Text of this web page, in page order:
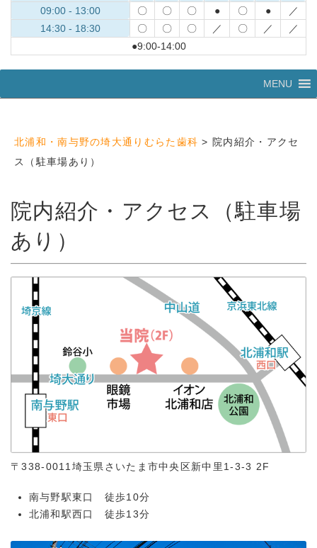
09:00 - 13:00
〇 〇 〇 ● 〇 ●
／
14:30 - 18:30
〇 〇 〇 ／ 〇 ／
／
●9:00-14:00
へ
プ
MENU
北浦和・南与野の埼大通りむらた歯科 > 院内紹介・アクセ
ス（駐車場あり）
院内紹介・アクセス（駐車場
あり）
〒338-0011 埼玉県さいたま市中央区新中里1-3-3 2F
南与野駅東口 徒歩10分
北浦和駅西口 徒歩13分